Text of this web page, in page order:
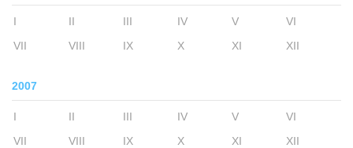
I II III IV V
VI
VII
VIII IX X XI XII
2007
I II III IV V
VI
VII
VIII IX X XI XII